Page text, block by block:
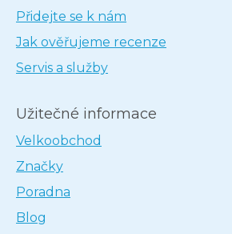
Přidejte se k nám
Jak ověřujeme recenze
Servis a služby
Užitečné informace
Velkoobchod
Značky
Poradna
Blog